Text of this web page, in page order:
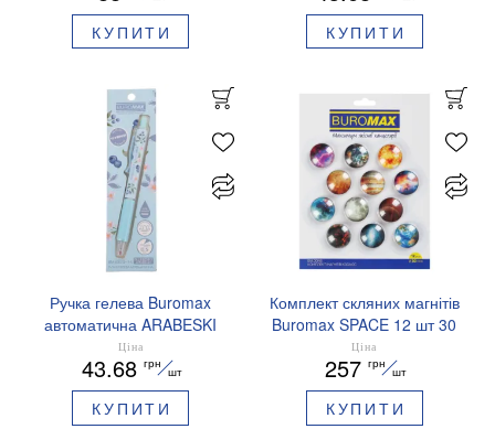
КУПИТИ
чорнило BM.8379-01
КУПИТИ
Ручка гелева Buromax
автоматична ARABESKI
0.5 мм ароматизований
грип синє чорнило в
блістері BM.8379-02
Ціна
43.68 грн
шт
КУПИТИ
Комплект скляних магнітів
Buromax SPACE 12 шт 30
мм BM.0048
Ціна
257 грн
шт
КУПИТИ